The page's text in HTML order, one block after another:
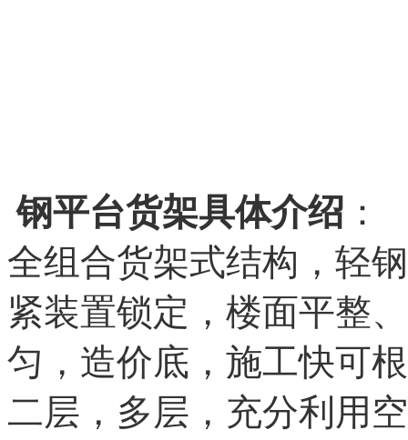
钢平台货架具体介绍 ：
全组合货架式结构，轻
紧装置锁定，楼面平整
匀，造价底，施工快可
二层，多层，充分利用